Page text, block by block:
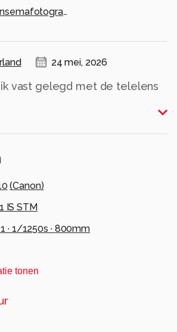
Bansemafotografie
24 mei, 2026
vast gelegd met de telelens
(Canon)
IS STM
· 1/1250s · 800mm
tonen